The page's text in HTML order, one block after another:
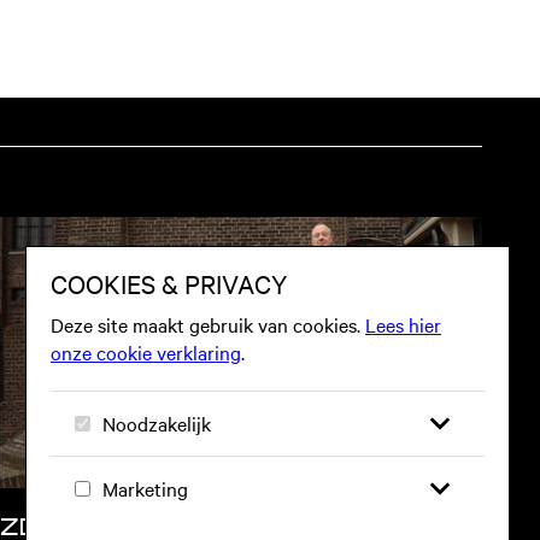
ZO 11 OKT